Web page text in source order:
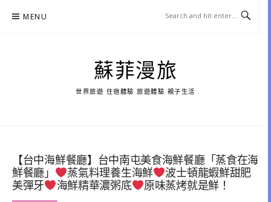
MENU
蘇菲漫旅
世界旅遊 住宿體驗 旅遊體驗 親子生活
【台中海鮮餐廳】台中南屯美食海鮮餐廳「蒸食在海
鮮餐廳」
蒸氣料理養生海鮮
波士頓龍蝦鮮甜肥
美彈牙
海鮮精華濃粥底 原味蒸烤就是鮮！